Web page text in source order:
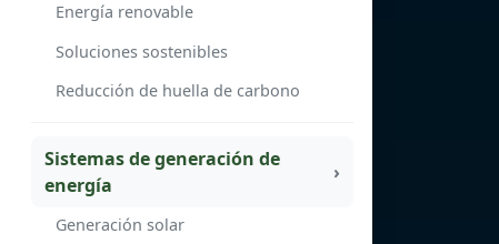
Energía renovable
Soluciones sostenibles
Reducción de huella de carbono
Sistemas de generación de
energía
Generación solar